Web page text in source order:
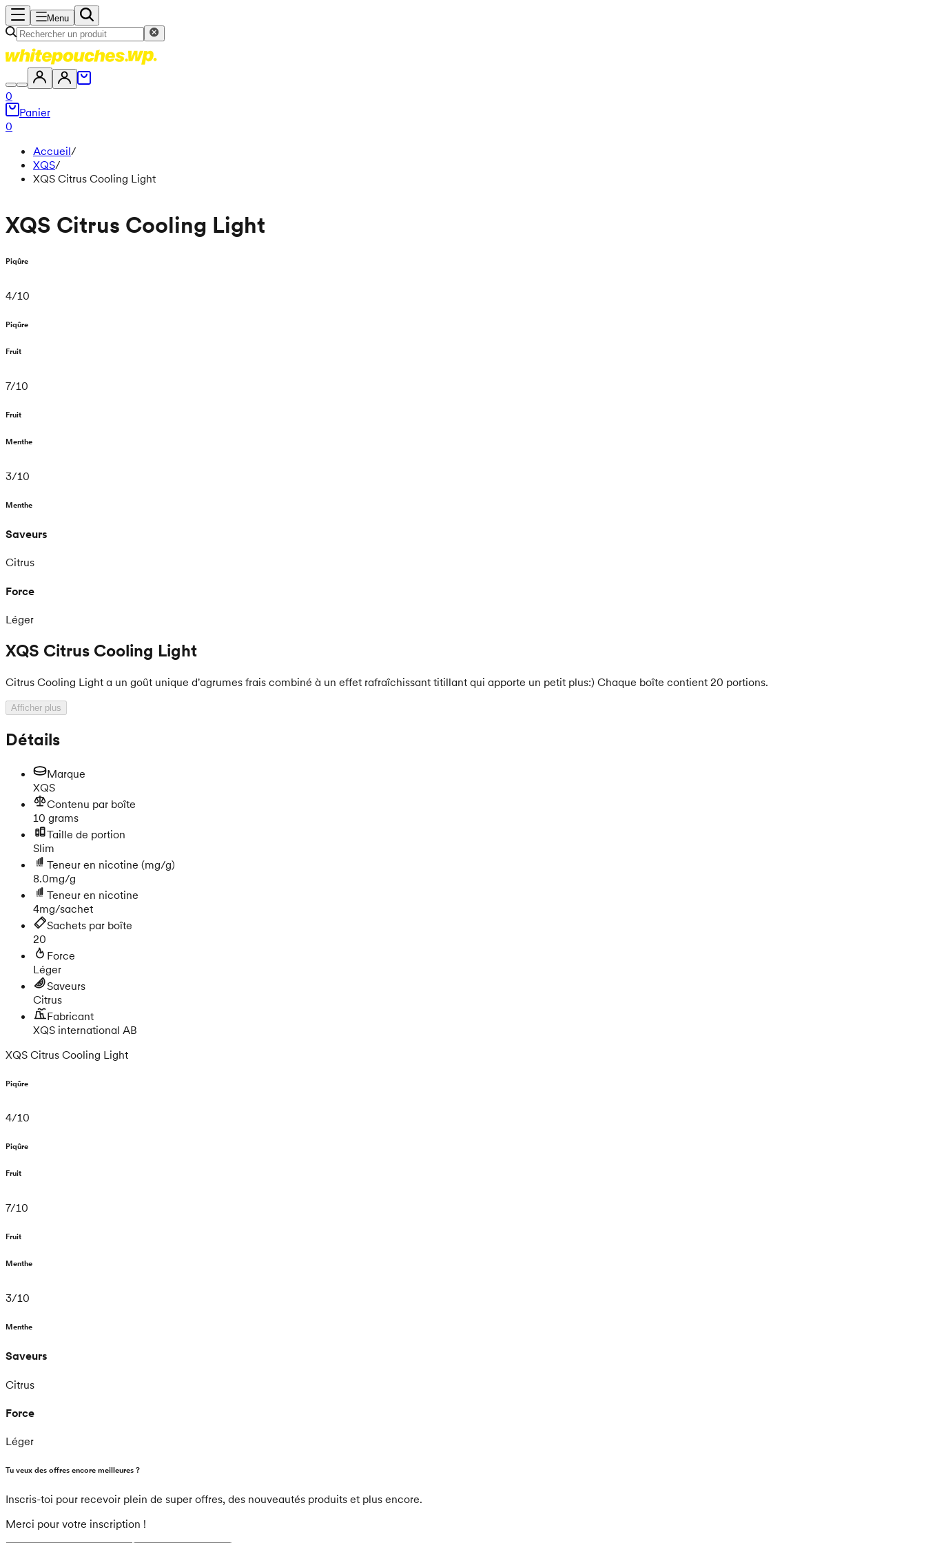
Menu
0
Panier
0
Accueil/
XQS/
XQS Citrus Cooling Light
XQS Citrus Cooling Light
Piqûre
4/10
Piqûre
Fruit
7/10
Fruit
Menthe
3/10
Menthe
Saveurs
Citrus
Force
Léger
XQS Citrus Cooling Light
Citrus Cooling Light a un goût unique d'agrumes frais combiné à un effet rafraîchissant titillant qui apporte un petit plus:) Chaque boîte contient 20 portions.
Afficher plus
Détails
Marque
XQS
Contenu par boîte
10 grams
Taille de portion
Slim
Teneur en nicotine (mg/g)
8.0mg/g
Teneur en nicotine
4mg/sachet
Sachets par boîte
20
Force
Léger
Saveurs
Citrus
Fabricant
XQS international AB
XQS Citrus Cooling Light
Piqûre
4/10
Piqûre
Fruit
7/10
Fruit
Menthe
3/10
Menthe
Saveurs
Citrus
Force
Léger
Tu veux des offres encore meilleures ?
Inscris-toi pour recevoir plein de super offres, des nouveautés produits et plus encore.
Merci pour votre inscription !